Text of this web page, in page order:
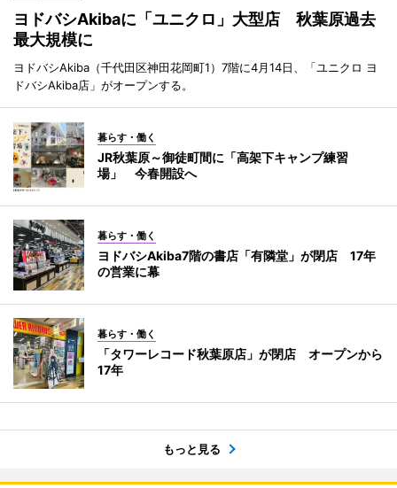
ヨドバシAkibaに「ユニクロ」大型店 秋葉原過去
最大規模に
ヨドバシAkiba（千代田区神田花岡町1）7階に4月14日、「ユニクロ ヨ
ドバシAkiba店」がオープンする。
暮らす・働く
JR秋葉原～御徒町間に「高架下キャンプ練習
場」 今春開設へ
暮らす・働く
ヨドバシAkiba7階の書店「有隣堂」が閉店 17年
の営業に幕
暮らす・働く
「タワーレコード秋葉原店」が閉店 オープンから
17年
もっと見る